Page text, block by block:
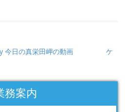
日の真栄田岬の動画
ケ
務案内